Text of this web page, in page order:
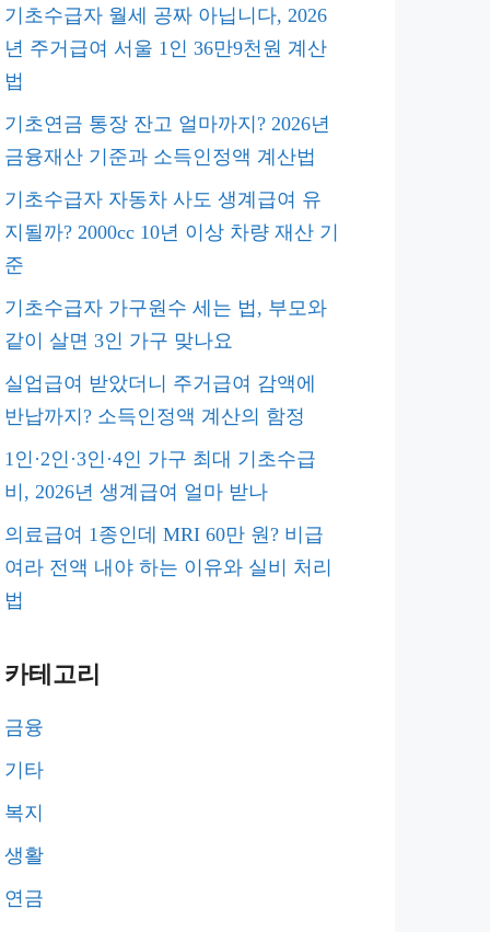
기초수급자 월세 공짜 아닙니다, 2026
년 주거급여 서울 1인 36만9천원 계산
법
기초연금 통장 잔고 얼마까지? 2026년
금융재산 기준과 소득인정액 계산법
기초수급자 자동차 사도 생계급여 유
지될까? 2000cc 10년 이상 차량 재산 기
준
기초수급자 가구원수 세는 법, 부모와
같이 살면 3인 가구 맞나요
실업급여 받았더니 주거급여 감액에
반납까지? 소득인정액 계산의 함정
1인·2인·3인·4인 가구 최대 기초수급
비, 2026년 생계급여 얼마 받나
의료급여 1종인데 MRI 60만 원? 비급
여라 전액 내야 하는 이유와 실비 처리
법
카테고리
금융
기타
복지
생활
연금